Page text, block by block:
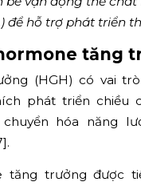
để hỗ trợ phát triển
tăng
(HGH) có vai
phát triển chiều
hóa năng
tăng trưởng được